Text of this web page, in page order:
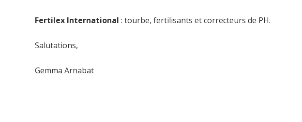
Fertilex International : tourbe, fertilisants et correcteurs de PH.
Salutations,
Gemma Arnabat